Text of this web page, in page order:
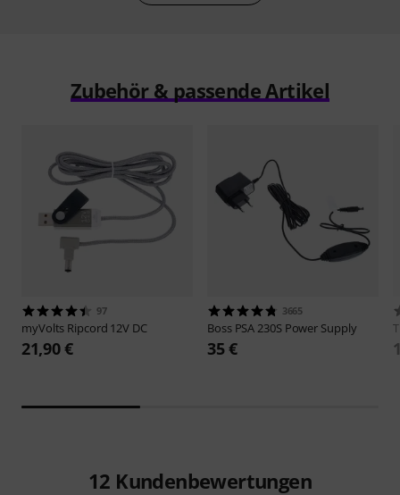
Zubehör & passende Artikel
97
myVolts Ripcord 12V DC
21,90 €
3665
Boss PSA 230S Power Supply
35 €
12 Kundenbewertungen